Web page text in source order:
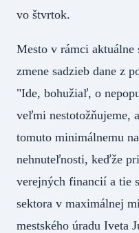
vo štvrtok.
Mesto v rámci
zmene sadzieb dane z
"Ide, bohužiaľ, o
veľmi nestotožňujeme,
tomuto minimálnemu
nehnuteľnosti, keďže
verejných financií a tie
sektora v maximálnej
mestského úradu Iveta